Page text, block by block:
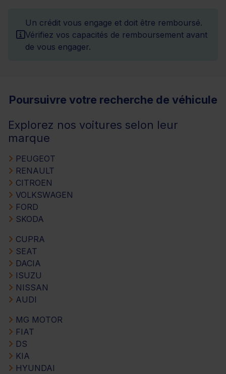
Un crédit vous engage et doit être remboursé.
Vérifiez vos capacités de remboursement avant
de vous engager.
Poursuivre votre recherche de véhicule
Explorez nos voitures selon leur
marque
PEUGEOT
RENAULT
CITROEN
VOLKSWAGEN
FORD
SKODA
CUPRA
SEAT
DACIA
ISUZU
NISSAN
AUDI
MG MOTOR
FIAT
DS
KIA
HYUNDAI